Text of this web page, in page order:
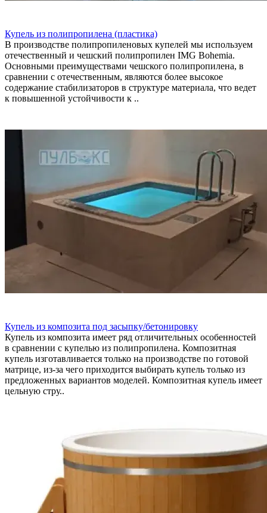
Купель из полипропилена (пластика)
В производстве полипропиленовых купелей мы используем
отечественный и чешский полипропилен IMG Bohemia.
Основными преимуществами чешского полипропилена, в
сравнении с отечественным, являются более высокое
содержание стабилизаторов в структуре материала, что ведет
к повышенной устойчивости к ..
Купель из композита под засыпку/бетонировку
Купель из композита имеет ряд отличительных особенностей
в сравнении с купелью из полипропилена. Композитная
купель изготавливается только на производстве по готовой
матрице, из-за чего приходится выбирать купель только из
предложенных вариантов моделей. Композитная купель имеет
цельную стру..